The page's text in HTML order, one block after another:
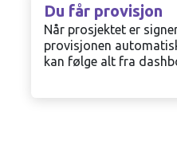
Du får provisjon
Når prosjektet er
provisjonen
kan følge alt fra